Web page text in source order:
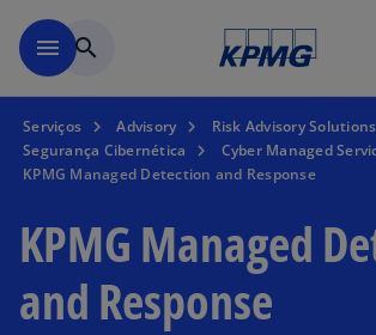
menu search
Serviços Advisory
Risk Advisory Solutions
Segurança Cibernética
Cyber Managed
KPMG Managed Detection and Response
KPMG Managed
and Response